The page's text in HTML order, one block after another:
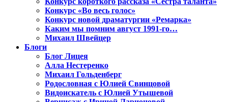
Конкурс «Во весь голос»
Конкурс новой драматургии «Ремарка»
Каким мы помним август 1991-го…
Михаил Швейцер
Блоги
Блог Лицея
Алла Нестеренко
Михаил Гольденберг
Родословная с Юлией Свинцовой
Видоискатель с Юлией Утышевой